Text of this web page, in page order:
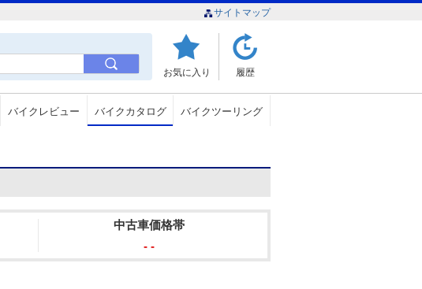
サイトマップ
お気に入り 履歴
バイクレビュー バイクカタログ バイクツーリング
中古車価格帯
- -